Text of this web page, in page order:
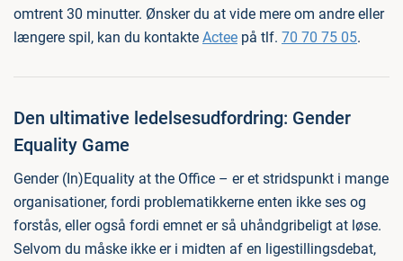
omtrent 30 minutter. Ønsker du at vide mere om andre eller
længere spil, kan du kontakte Actee på tlf. 70 70 75 05.
Den ultimative ledelsesudfordring: Gender
Equality Game
Gender (In)Equality at the Office – er et stridspunkt i mange
organisationer, fordi problematikkerne enten ikke ses og
forstås, eller også fordi emnet er så uhåndgribeligt at løse.
Selvom du måske ikke er i midten af en ligestillingsdebat,